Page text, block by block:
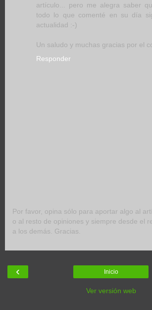
artículo... pero me alegra saber
todo lo que comenté en su día
actualidad :-)
Un saludo y muchas gracias por el
Responder
Por favor, opina sólo para aportar algo al
o al resto de opiniones y siempre desde el
a los demás. Gracias.
‹ Inicio
Ver versión web